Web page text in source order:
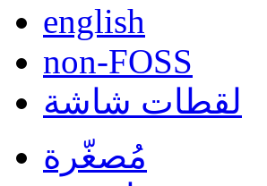
english
non-FOSS
لقطات شاشة
مُصغّرة